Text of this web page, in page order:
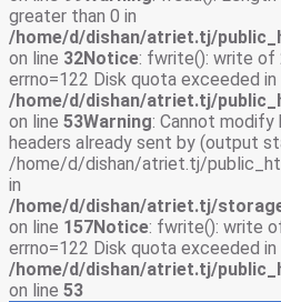
greater than 0 in
/home/d/dishan/atriet.tj/
on line 32Notice: fwrite(): write of
errno=122 Disk quota exceeded in
/home/d/dishan/atriet.tj/
on line 53Warning: Cannot modify
headers already sent by (output
/home/d/dishan/atriet.tj/
in
/home/d/dishan/atriet.tj/
on line 157Notice: fwrite(): write
errno=122 Disk quota exceeded in
/home/d/dishan/atriet.tj/
on line 53